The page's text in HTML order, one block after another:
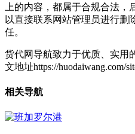
上的内容，都属于合规合法
以直接联系网站管理员进行删
任。
货代网导航致力于优质、实用
文地址https://huodaiwang.com/
相关导航